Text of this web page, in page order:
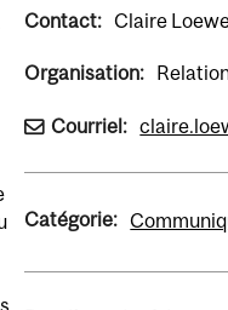
Contact: Claire
Organisation:
Courriel:
Catégorie: